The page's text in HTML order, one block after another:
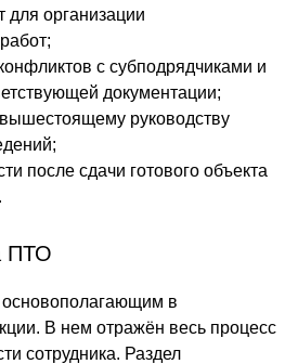
для организации
с субподрядчиками и
документации;
руководству
после сдачи готового объекта
ПТО
основополагающим в
В нем отражён весь процесс
сотрудника. Раздел